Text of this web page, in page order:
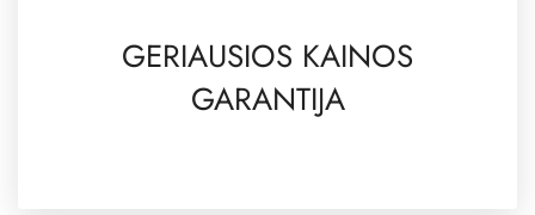
GERIAUSIOS KAINOS
GARANTIJA